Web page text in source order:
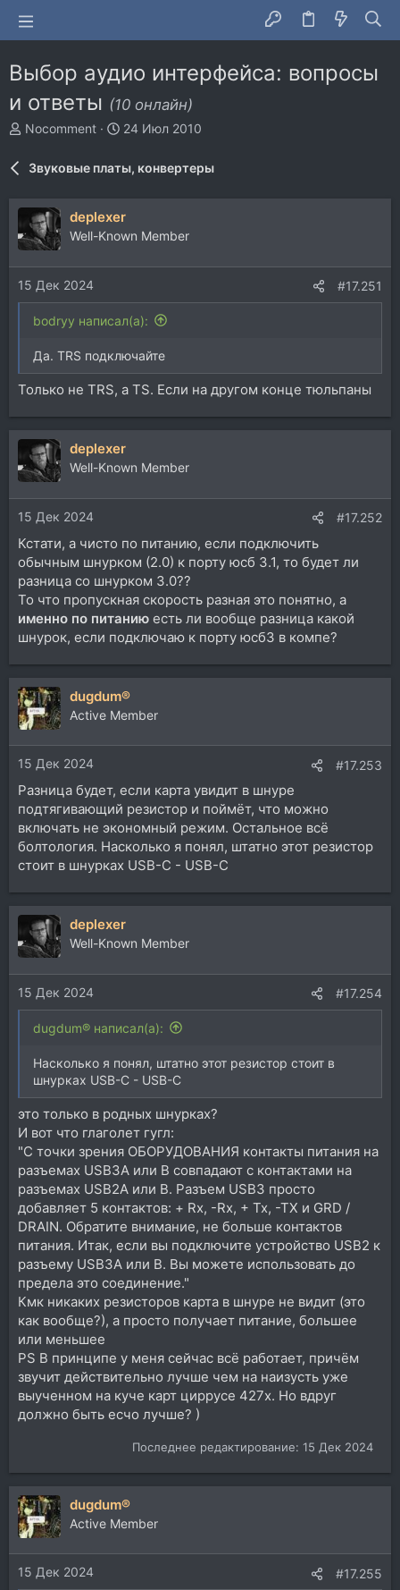
Выбор аудио интерфейса: вопросы
и ответы (10 онлайн)
А
т
р
т
е
м
Nocomment
Д
н
а
24 Июл 2010
Звуковые платы, конвертеры
deplexer
Well-Known Member
15 Дек 2024 #17.251
bodryy написал(а):
Да. TRS подключайте
Только не TRS, а TS. Если на другом конце тюльпаны
deplexer
Well-Known Member
15 Дек 2024 #17.252
Кстати, а чисто по питанию, если подключить
обычным шнурком (2.0) к порту юсб 3.1, то будет ли
разница со шнурком 3.0??
То что пропускная скорость разная это понятно, а
именно по питанию есть ли вообще разница какой
шнурок, если подключаю к порту юсб3 в компе?
dugdum®
Active Member
15 Дек 2024 #17.253
Разница будет, если карта увидит в шнуре
подтягивающий резистор и поймёт, что можно
включать не экономный режим. Остальное всё
болтология. Насколько я понял, штатно этот резистор
стоит в шнурках USB-C - USB-C
deplexer
Well-Known Member
15 Дек 2024 #17.254
dugdum® написал(а):
Насколько я понял, штатно этот резистор стоит в
шнурках USB-C - USB-C
это только в родных шнурках?
И вот что глаголет гугл:
"С точки зрения ОБОРУДОВАНИЯ контакты питания на
разъемах USB3A или B совпадают с контактами на
разъемах USB2A или B. Разъем USB3 просто
добавляет 5 контактов: + Rx, -Rx, + Tx, -TX и GRD /
DRAIN. Обратите внимание, не больше контактов
питания. Итак, если вы подключите устройство USB2 к
разъему USB3A или B. Вы можете использовать до
предела это соединение."
Кмк никаких резисторов карта в шнуре не видит (это
как вообще?), а просто получает питание, большее
или меньшее
PS В принципе у меня сейчас всё работает, причём
звучит действительно лучше чем на наизусть уже
выученном на куче карт циррусе 427х. Но вдруг
должно быть есчо лучше? )
Последнее редактирование: 15 Дек 2024
dugdum®
Active Member
15 Дек 2024 #17.255